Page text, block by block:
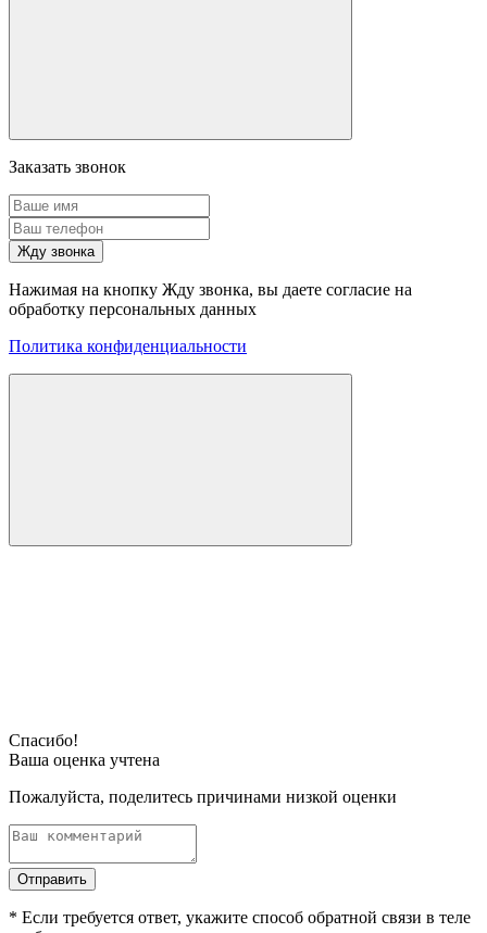
Заказать звонок
Жду звонка
Нажимая на кнопку Жду звонка, вы даете согласие на
обработку персональных данных
Политика конфиденциальности
Спасибо!
Ваша оценка учтена
Пожалуйста, поделитесь причинами низкой оценки
Отправить
* Если требуется ответ, укажите способ обратной связи в теле